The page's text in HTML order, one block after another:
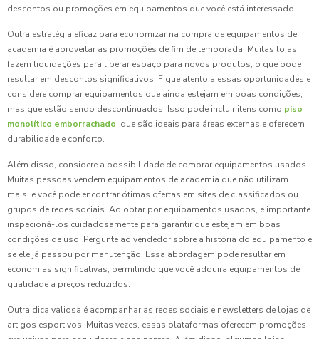
descontos ou promoções em equipamentos que você está interessado.
Outra estratégia eficaz para economizar na compra de equipamentos de
academia é aproveitar as promoções de fim de temporada. Muitas lojas
fazem liquidações para liberar espaço para novos produtos, o que pode
resultar em descontos significativos. Fique atento a essas oportunidades e
considere comprar equipamentos que ainda estejam em boas condições,
mas que estão sendo descontinuados. Isso pode incluir itens como piso
monolítico emborrachado, que são ideais para áreas externas e oferecem
durabilidade e conforto.
Além disso, considere a possibilidade de comprar equipamentos usados.
Muitas pessoas vendem equipamentos de academia que não utilizam
mais, e você pode encontrar ótimas ofertas em sites de classificados ou
grupos de redes sociais. Ao optar por equipamentos usados, é importante
inspecioná-los cuidadosamente para garantir que estejam em boas
condições de uso. Pergunte ao vendedor sobre a história do equipamento e
se ele já passou por manutenção. Essa abordagem pode resultar em
economias significativas, permitindo que você adquira equipamentos de
qualidade a preços reduzidos.
Outra dica valiosa é acompanhar as redes sociais e newsletters de lojas de
artigos esportivos. Muitas vezes, essas plataformas oferecem promoções